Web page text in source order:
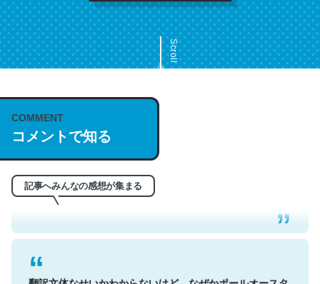
Scroll
COMMENT
コメントで知る
記事へみんなの感想が集まる
これは名文。彼はとてもクレバーなんだろうなと凄く思
─今のこの状況が信じられるかい？ by ラーズ・ヌートバー
翻訳文体なせいかわからないけど、なぜかポールオースタ